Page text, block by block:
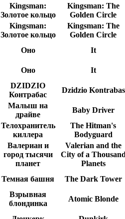
Kingsman:
Золотое кольцо
Kingsman: The
Golden Circle
Kingsman:
Золотое кольцо
Kingsman: The
Golden Circle
Оно
It
Оно
It
DZIDZIO
Контрабас
Dzidzio Kontrabas
Малыш на
драйве
Baby Driver
Телохранитель
киллера
The Hitman's
Bodyguard
Валериан и
город тысячи
планет
Valerian and the
City of a
Planets
Темная башня
The Dark Tower
Взрывная
блондинка
Atomic Blonde